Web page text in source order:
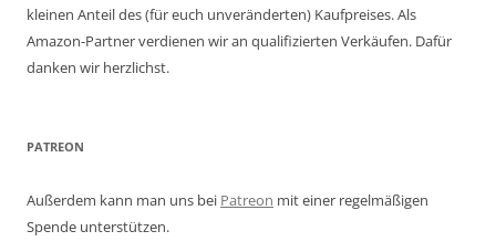
kleinen Anteil des (für euch unveränderten) Kaufpreises. Als
Amazon-Partner verdienen wir an qualifizierten Verkäufen. Dafür
danken wir herzlichst.
PATREON
Außerdem kann man uns bei Patreon mit einer regelmäßigen
Spende unterstützen.